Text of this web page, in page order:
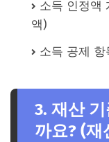
소득 인정액
액)
소득 공제 항
3. 재산
까요? (재